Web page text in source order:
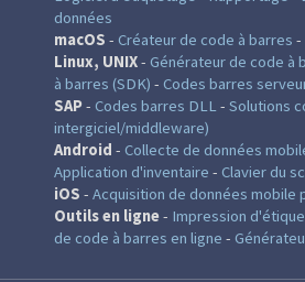
données
macOS - Créateur de code à barres -
Linux, UNIX- Générateur de code à
à barres (SDK) - Codes barres
SAP- Codes barres DLL- Solutions
intergiciel/middleware)
Android - Collecte de données
Application d'inventaire - Clavier du
iOS - Acquisition de données mobile
Outils en ligne- Impression
de code à barres en ligne -